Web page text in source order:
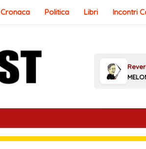
Cronaca Politica Libri Incontri